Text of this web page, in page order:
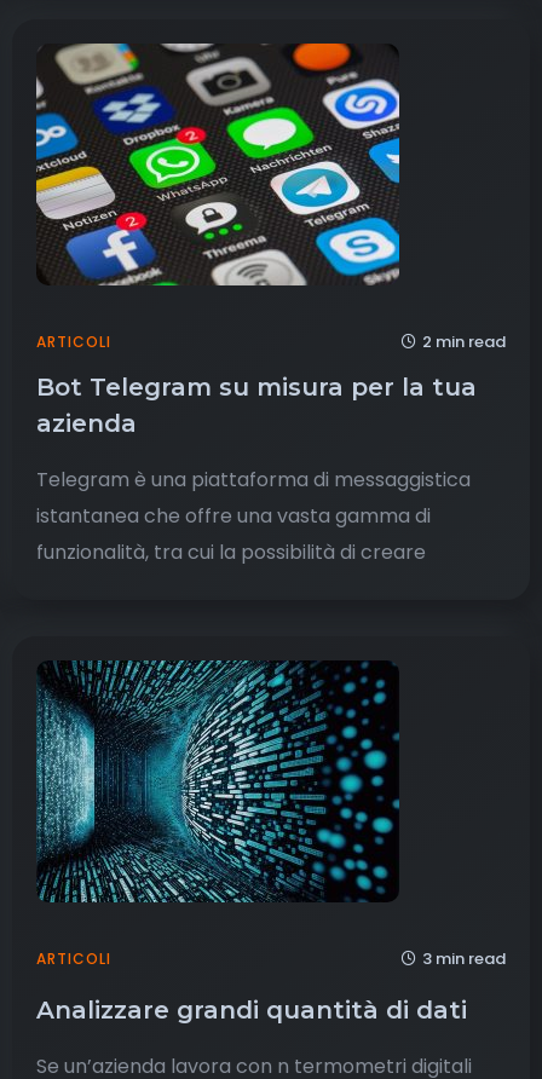
ARTICOLI 2 min read
Bot Telegram su misura per la tua
azienda
Telegram è una piattaforma di messaggistica
istantanea che offre una vasta gamma di
funzionalità, tra cui la possibilità di creare
ARTICOLI 3 min read
Analizzare grandi quantità di dati
Se un’azienda lavora con n termometri digitali